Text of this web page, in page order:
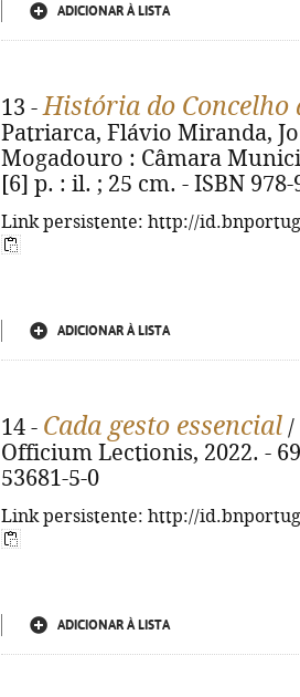
ADICIONAR À LISTA
13 -História do Concelho
Patriarca, Flávio Miranda,
Mogadouro : Câmara
[6] p. : il. ; 25 cm. - ISBN 978-
Link persistente: http://
ADICIONAR À LISTA
14 - Cada gesto essencial /
Officium Lectionis, 2022. -
53681-5-0
Link persistente: http://
ADICIONAR À LISTA